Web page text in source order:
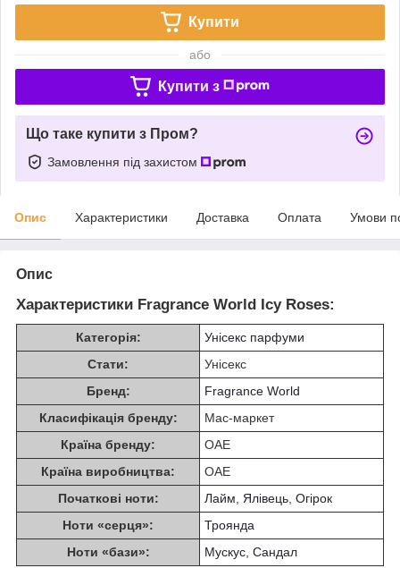
Купити
або
Купити з
Що таке купити з Пром?
Замовлення під захистом
Опис Характеристики Доставка Оплата Умови
Опис
Характеристики Fragrance World Icy Roses:
Категорія:
Унісекс парфуми
Стати:
Унісекс
Бренд:
Fragrance World
Класифікація бренду:
Мас-маркет
Країна бренду:
ОАЕ
Країна виробництва:
ОАЕ
Початкові ноти:
Лайм Ялівець Огірок
Ноти «серця»:
Троянда
Ноти «бази»:
Мускус Сандал